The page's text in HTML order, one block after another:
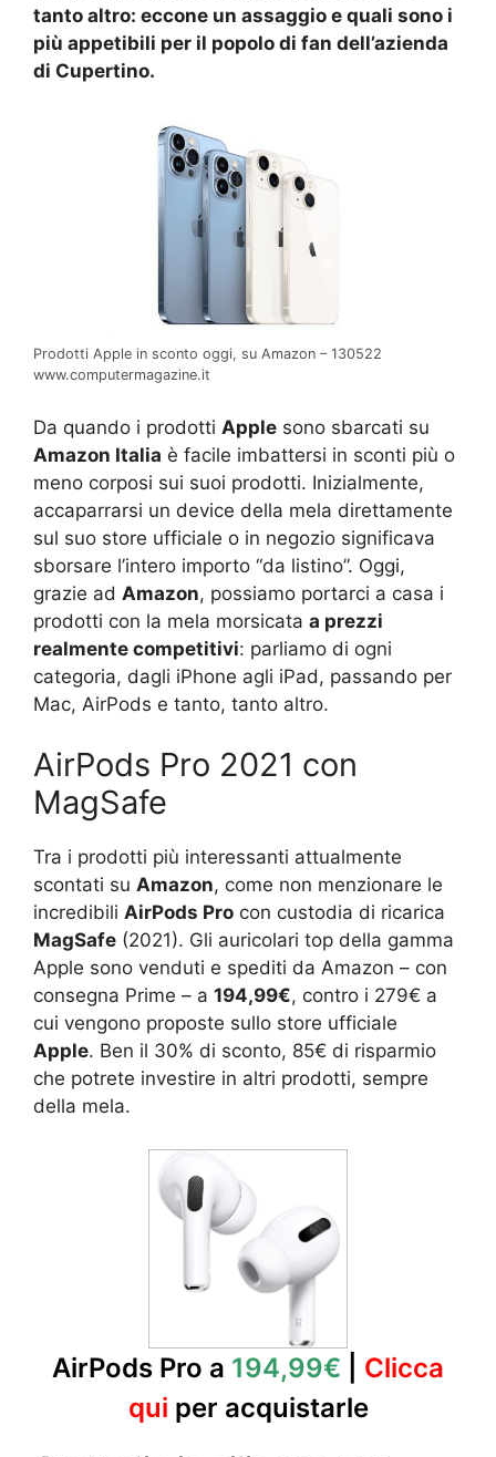
tanto altro: eccone un assaggio e quali sono i
più appetibili per il popolo di fan dell’azienda
di Cupertino.
Prodotti Apple in sconto oggi, su Amazon – 130522
www.computermagazine.it
Da quando i prodotti Apple sono sbarcati su
Amazon Italia è facile imbattersi in sconti più o
meno corposi sui suoi prodotti. Inizialmente,
accaparrarsi un device della mela direttamente
sul suo store ufficiale o in negozio significava
sborsare l’intero importo “da listino”. Oggi,
grazie ad Amazon, possiamo portarci a casa i
prodotti con la mela morsicata a prezzi
realmente competitivi: parliamo di ogni
categoria, dagli iPhone agli iPad, passando per
Mac, AirPods e tanto, tanto altro.
AirPods Pro 2021 con
MagSafe
Tra i prodotti più interessanti attualmente
scontati su Amazon, come non menzionare le
incredibili AirPods Pro con custodia di ricarica
MagSafe (2021). Gli auricolari top della gamma
Apple sono venduti e spediti da Amazon – con
consegna Prime – a 194,99€, contro i 279€ a
cui vengono proposte sullo store ufficiale
Apple. Ben il 30% di sconto, 85€ di risparmio
che potrete investire in altri prodotti, sempre
della mela.
AirPods Pro a 194,99€
Clicca
qui per acquistarle